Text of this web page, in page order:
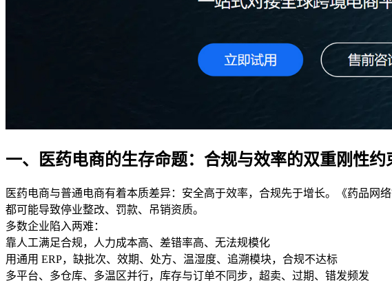
一、医药电商的生存命题：合规与效率的双重刚性约
医药电商与普通电商有着本质差异：安全高于效率，合规先于增长。《药品网
都可能导致停业整改、罚款、吊销资质。
多数企业陷入两难：
靠人工满足合规，人力成本高、差错率高、无法规模化
用通用 ERP，缺批次、效期、处方、温湿度、追溯模块，合规不达标
多平台、多仓库、多温区并行，库存与订单不同步，超卖、过期、错发频发